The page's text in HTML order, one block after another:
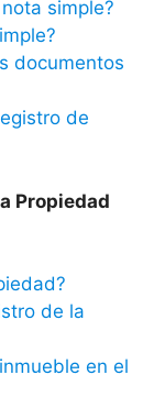
simple?
documentos
de
Propiedad
de la
en el